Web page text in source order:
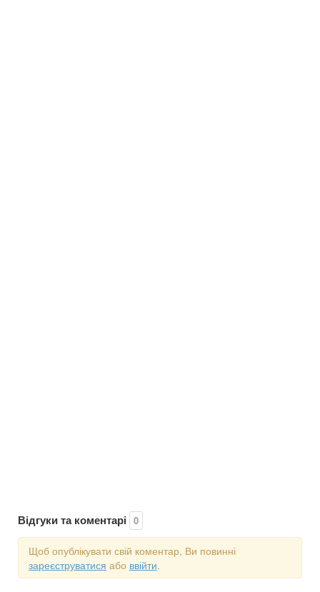
Відгуки та коментарі 0
Щоб опублікувати свій коментар, Ви повинні
зареєструватися або ввійти.